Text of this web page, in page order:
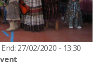
End: 27/02/2020 - 13:30